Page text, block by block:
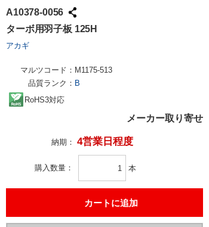
A10378-0056
ターボ用羽子板 125H
アカギ
マルツコード： M1175-513
品質ランク： B
RoHS3対応
メーカー取り寄せ
納期： 4営業日程度
購入数量 本